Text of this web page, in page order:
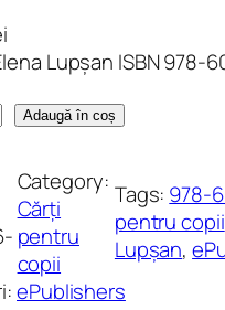
Lupșan ISBN 978-
Adaugă în coș
Category:
Cărți
pentru
copii
Tags: 978-
pentru copii
Lupșan,
ePublishers